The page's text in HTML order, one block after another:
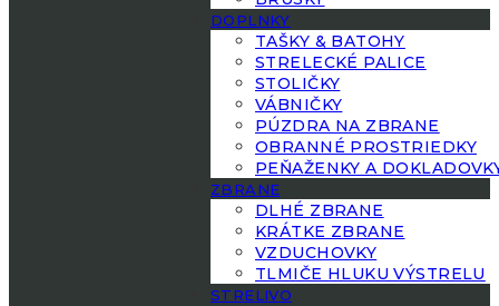
DOPLNKY
TAŠKY & BATOHY
STRELECKÉ PALICE
STOLIČKY
VÁBNIČKY
PÚZDRA NA ZBRANE
OBRANNÉ PROSTRIEDKY
PEŇAŽENKY A
ZBRANE
DLHÉ ZBRANE
KRÁTKE ZBRANE
VZDUCHOVKY
TLMIČE HLUKU VÝSTRELU
STRELIVO